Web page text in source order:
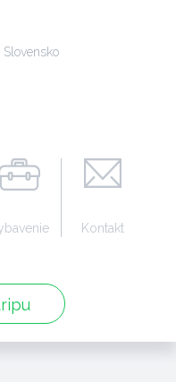
Slovensko
Kontakt